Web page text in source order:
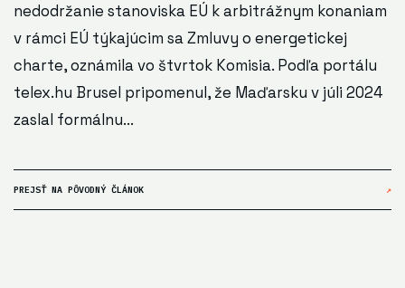
nedodržanie stanoviska EÚ k arbitrážnym konaniam
v rámci EÚ týkajúcim sa Zmluvy o energetickej
charte, oznámila vo štvrtok Komisia. Podľa portálu
telex.hu Brusel pripomenul, že Maďarsku v júli 2024
zaslal formálnu...
PREJSŤ NA PÔVODNÝ ČLÁNOK ↗